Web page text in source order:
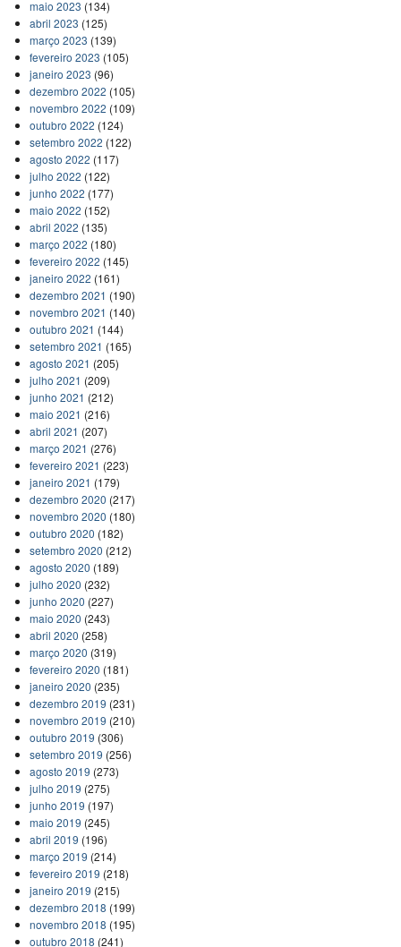
maio 2023 (134)
abril 2023 (125)
março 2023 (139)
fevereiro 2023 (105)
janeiro 2023 (96)
dezembro 2022 (105)
novembro 2022 (109)
outubro 2022 (124)
setembro 2022 (122)
agosto 2022 (117)
julho 2022 (122)
junho 2022 (177)
maio 2022 (152)
abril 2022 (135)
março 2022 (180)
fevereiro 2022 (145)
janeiro 2022 (161)
dezembro 2021 (190)
novembro 2021 (140)
outubro 2021 (144)
setembro 2021 (165)
agosto 2021 (205)
julho 2021 (209)
junho 2021 (212)
maio 2021 (216)
abril 2021 (207)
março 2021 (276)
fevereiro 2021 (223)
janeiro 2021 (179)
dezembro 2020 (217)
novembro 2020 (180)
outubro 2020 (182)
setembro 2020 (212)
agosto 2020 (189)
julho 2020 (232)
junho 2020 (227)
maio 2020 (243)
abril 2020 (258)
março 2020 (319)
fevereiro 2020 (181)
janeiro 2020 (235)
dezembro 2019 (231)
novembro 2019 (210)
outubro 2019 (306)
setembro 2019 (256)
agosto 2019 (273)
julho 2019 (275)
junho 2019 (197)
maio 2019 (245)
abril 2019 (196)
março 2019 (214)
fevereiro 2019 (218)
janeiro 2019 (215)
dezembro 2018 (199)
novembro 2018 (195)
outubro 2018 (241)